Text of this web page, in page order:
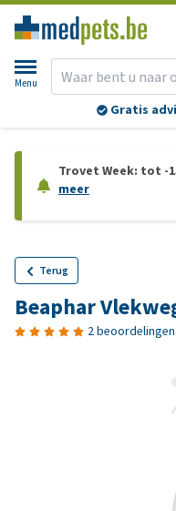
Menu
Gratis
Trovet Week: tot -
meer
Terug
Beaphar
2 beoordelingen